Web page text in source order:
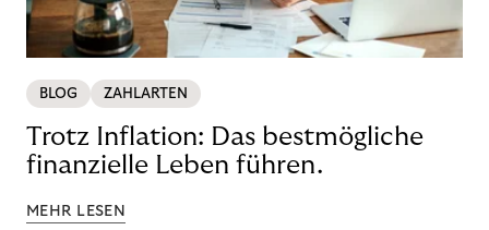
BLOG ZAHLARTEN
Trotz Inflation: Das bestmögliche
finanzielle Leben führen.
MEHR LESEN